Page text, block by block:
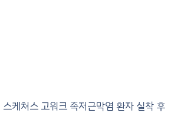
케쳐스 고워크 족저근막염 환자 실착 후